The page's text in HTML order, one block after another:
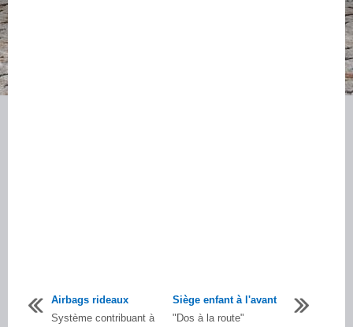
Airbags rideaux
Système contribuant à
Siège enfant à l'avant
"Dos à la route"